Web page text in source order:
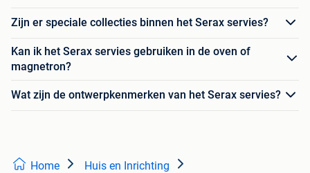
Zijn er speciale collecties binnen het Serax servies?
Kan ik het Serax servies gebruiken in de oven of
magnetron?
Wat zijn de ontwerpkenmerken van het Serax servies?
Home Huis en Inrichting